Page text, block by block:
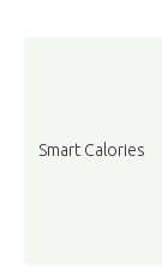
Smart Calories